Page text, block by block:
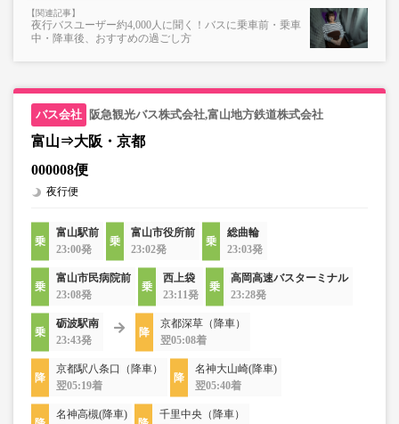
場合がございます。
※路線によっては学生料金の設定がございません。「大
となる場合がございます。
夜行バスユーザー約4,000人に聞く！バスに乗車前・乗車
中・降車後、おすすめの過ごし方
阪急観光バス株式会社,富山地方鉄道株式会社
富山⇒大阪・京都
000008便
夜行便
富山駅前
23:00発
富山市役所前
23:02発
総曲輪
23:03発
富山市民病院前
23:08発
西上袋
23:11発
高岡高速バスターミナル
23:28発
砺波駅南
23:43発
京都深草（降車）
翌05:08着
京都駅八条口（降車）
翌05:19着
名神大山崎(降車)
翌05:40着
名神高槻(降車)
千里中央（降車）